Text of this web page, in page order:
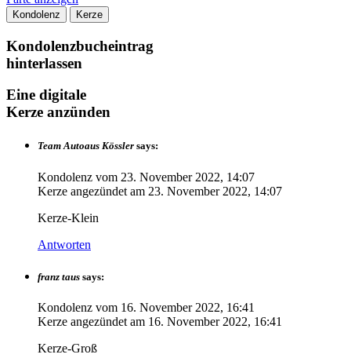
Kondolenz Kerze
Kondolenzbucheintrag
hinterlassen
Eine digitale
Kerze anzünden
Team Autoaus Kössler says:
Kondolenz vom 23. November 2022, 14:07
Kerze angezündet am 23. November 2022, 14:07
Kerze-Klein
Antworten
franz taus says:
Kondolenz vom 16. November 2022, 16:41
Kerze angezündet am 16. November 2022, 16:41
Kerze-Groß